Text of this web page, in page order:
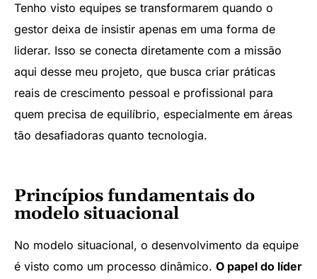
Tenho visto equipes se transformarem quando o
gestor deixa de insistir apenas em uma forma de
liderar. Isso se conecta diretamente com a missão
aqui desse meu projeto, que busca criar práticas
reais de crescimento pessoal e profissional para
quem precisa de equilíbrio, especialmente em áreas
tão desafiadoras quanto tecnologia.
Princípios fundamentais do
modelo situacional
No modelo situacional, o desenvolvimento da equipe
é visto como um processo dinâmico. O papel do líder